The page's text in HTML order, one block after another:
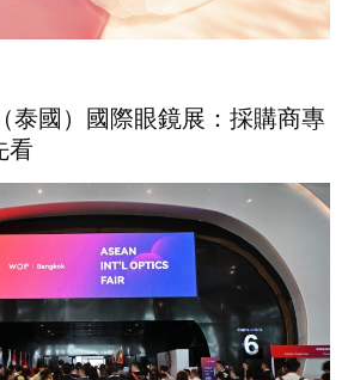
泰國）國際眼鏡展：採購商專
看